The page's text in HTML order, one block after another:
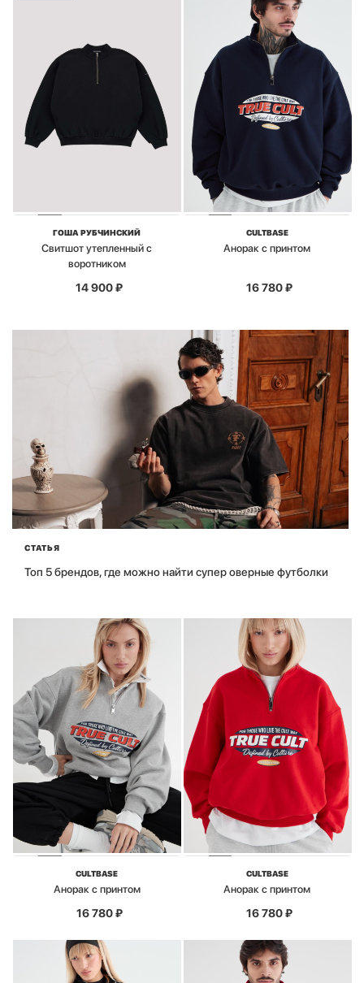
ГОША РУБЧИНСКИЙ
Свитшот утепленный с
воротником
14 900₽
CULTBASE
Анорак с принтом
16 780₽
СТАТЬЯ
Топ 5 брендов, где можно найти супер оверные футболки
CULTBASE
Анорак с принтом
16 780₽
CULTBASE
Анорак с принтом
16 780₽